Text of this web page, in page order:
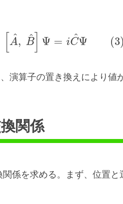
A
^, B
^ Ψ = iC
^Ψ (3)
演算子の置き換えにより値
関係
係を求める。まず、位置と